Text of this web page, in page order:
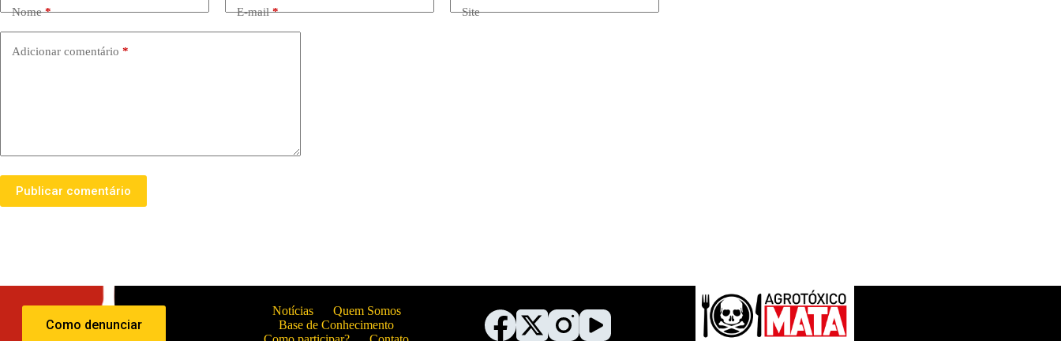
Nome* E-mail* Site
Adicionar comentário *
Publicar comentário
Como denunciar
Notícias
Quem Somos
Base de Conhecimento